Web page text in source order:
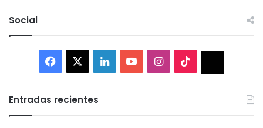
Social
Facebook LinkedInYouTubeInstagram
Entradas recientes